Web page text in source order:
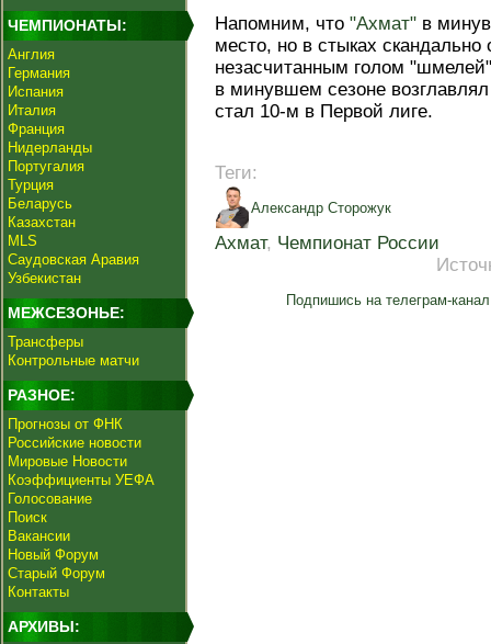
ЧЕМПИОНАТЫ:
Англия
Германия
Испания
Италия
Франция
Нидерланды
Португалия
Турция
Беларусь
Казахстан
MLS
Саудовская Аравия
Узбекистан
МЕЖСЕЗОНЬЕ:
Трансферы
Контрольные матчи
РАЗНОЕ:
Прогнозы от ФНК
Российские новости
Мировые Новости
Коэффициенты УЕФА
Голосование
Поиск
Вакансии
Новый Форум
Старый Форум
Контакты
АРХИВЫ:
Напомним, что "Ахмат" в
место, но в стыках
незасчитанным голом
в минувшем сезоне
стал 10-м в Первой лиге.
Теги:
Александр Сторожук
Ахмат, Чемпионат России
Подпишись на телеграм-